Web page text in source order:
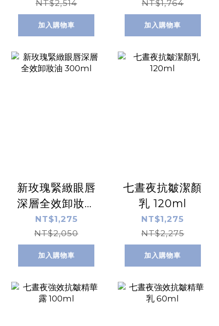
NT$2,514
加入購物車
NT$1,764
加入購物車
新玫瑰緊緻眼唇
深層全效卸妝油
300ml
NT$1,275
NT$2,050
加入購物車
七晝夜抗皺潔顏
乳 120ml
NT$1,275
NT$2,275
加入購物車